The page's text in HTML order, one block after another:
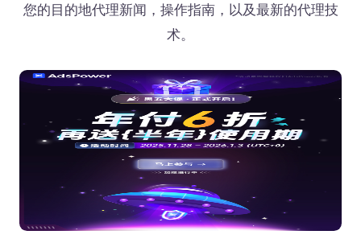
您的目的地代理新闻，操作指南，以及最新的代理技
术。